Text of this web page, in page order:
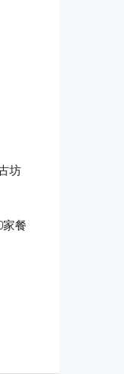
坊
餐